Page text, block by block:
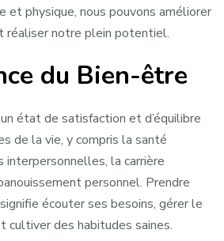
et physique, nous pouvons améliorer
réaliser notre plein potentiel.
du Bien-être
état de satisfaction et d’équilibre
de la vie, y compris la santé
interpersonnelles, la carrière
personnel. Prendre
écouter ses besoins, gérer le
cultiver des habitudes saines.